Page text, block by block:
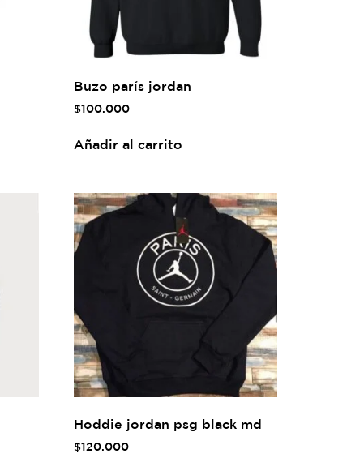
Buzo parís jordan
$100.000
Añadir al carrito
Hoddie jordan psg black md
$120.000